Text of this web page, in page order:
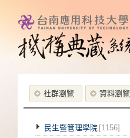
社群瀏覽 資料瀏覽
民生暨管理學院 [1156]